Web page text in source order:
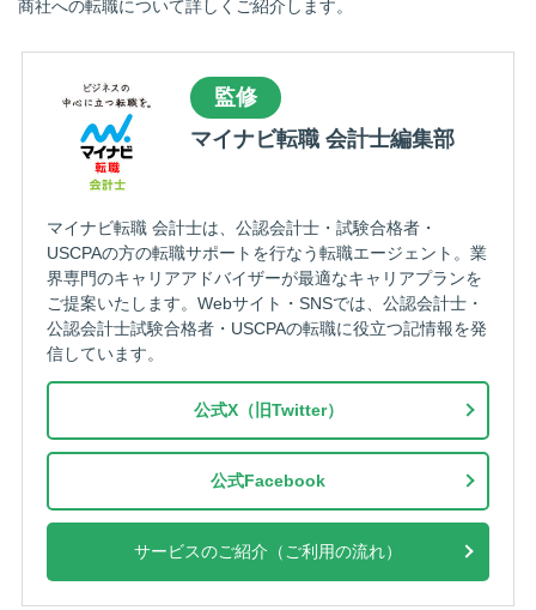
商社への転職について詳しくご紹介します。
監修
マイナビ転職 会計士編集部
マイナビ転職 会計士は、公認会計士・試験合格者・
USCPAの方の転職サポートを行なう転職エージェント。業
界専門のキャリアアドバイザーが最適なキャリアプランを
ご提案いたします。Webサイト・SNSでは、公認会計士・
公認会計士試験合格者・USCPAの転職に役立つ記情報を発
信しています。
公式X（旧Twitter）
公式Facebook
サービスのご紹介（ご利用の流れ）